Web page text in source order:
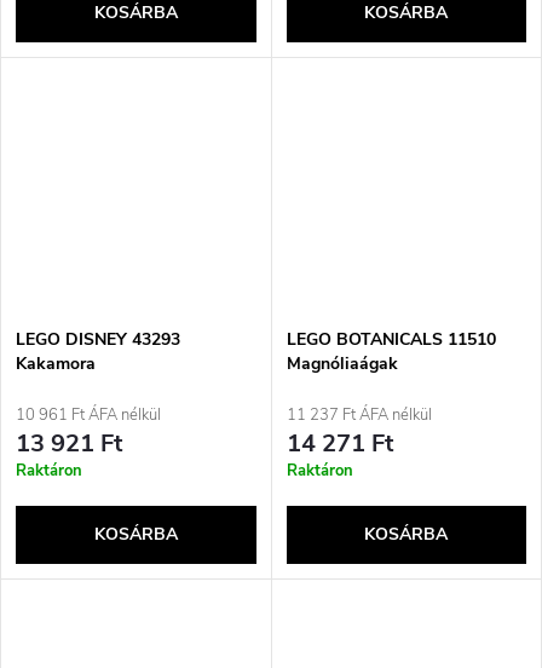
KOSÁRBA KOSÁRBA
LEGO DISNEY 43293
Kakamora
10 961 Ft ÁFA nélkül
13 921 Ft
Raktáron
KOSÁRBA
LEGO BOTANICALS 11510
Magnóliaágak
11 237 Ft ÁFA nélkül
14 271 Ft
Raktáron
KOSÁRBA